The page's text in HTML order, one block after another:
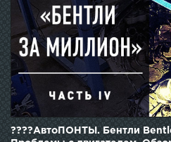
????АвтоПОНТЫ. Бентли